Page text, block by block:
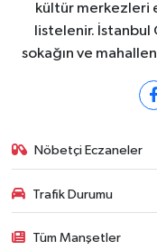
kültür merkezleri
listelenir.
sokağın ve
Nöbetçi Eczaneler
Trafik Durumu
Tüm Manşetler